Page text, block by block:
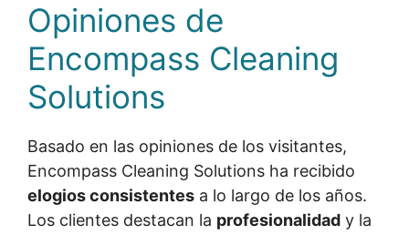
Opiniones de
Encompass Cleaning
Solutions
Basado en las opiniones de los visitantes,
Encompass Cleaning Solutions ha recibido
elogios consistentes a lo largo de los años.
Los clientes destacan la profesionalidad y la